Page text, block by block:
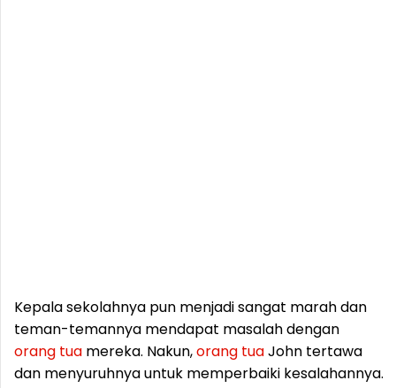
Kepala sekolahnya pun menjadi sangat marah dan
teman-temannya mendapat masalah dengan
orang tua mereka. Nakun,orang tuaJohn tertawa
dan menyuruhnya untuk memperbaiki kesalahannya.